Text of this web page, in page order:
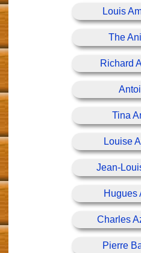
Louis
The
Richard
Tina
Louise
Jean-
Hugues
Charles
Pierre